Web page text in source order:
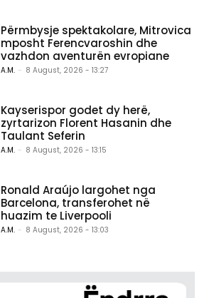
Përmbysje spektakolare, Mitrovica
mposht Ferencvaroshin dhe
vazhdon aventurën evropiane
A.M. - 8 August, 2026 - 13:27
Kayserispor godet dy herë,
zyrtarizon Florent Hasanin dhe
Taulant Seferin
A.M. - 8 August, 2026 - 13:15
Ronald Araújo largohet nga
Barcelona, transferohet në
huazim te Liverpooli
A.M. - 8 August, 2026 - 13:03